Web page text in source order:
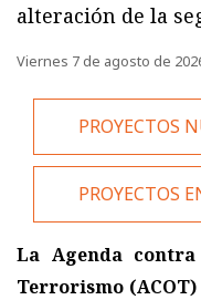
alteración de la
Viernes 7 de agosto de
PROYECTOS
PROYECTOS
La Agenda
Terrorismo (ACOT)